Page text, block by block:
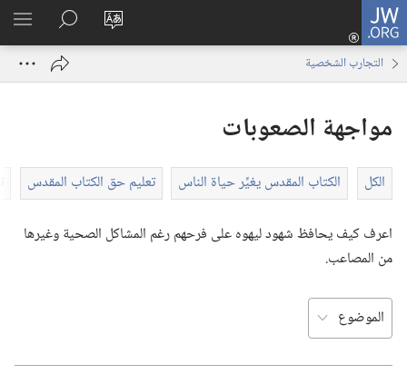
JW.ORG
تغيير
الموقع
تسجيل
الدخول
نافذة
البحث
في
JW.ORG
التجارب الشخصية
مواجهة الصعوبات
الكل الكتاب المقدس يغيِّر حياة الناس تعليم حق الكتاب المقدس
اعرف كيف يحافظ شهود ليهوه على فرحهم رغم المشاكل الصحية وغيرها
من المصاعب.‏